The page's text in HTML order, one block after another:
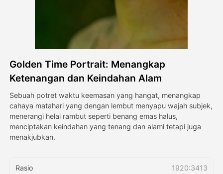
Lihat Semua Template
Galeri
Blog
Golden Time Portrait: Menangkap
Ketenangan dan Keindahan Alam
Sebuah potret waktu keemasan yang hangat, menangkap
cahaya matahari yang dengan lembut menyapu wajah subjek,
menerangi helai rambut seperti benang emas halus,
menciptakan keindahan yang tenang dan alami tetapi juga
menakjubkan.
Rasio
1920:3413